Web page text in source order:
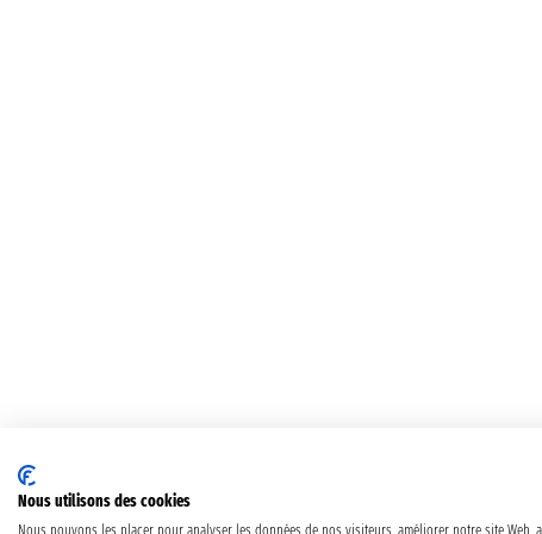
Nous utilisons des cookies
Nous pouvons les placer pour analyser les données de nos visiteurs, améliorer notre site